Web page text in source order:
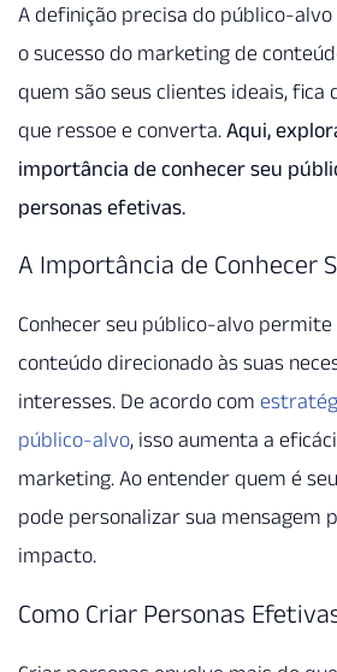
A definição precisa do público-
o sucesso do marketing de
quem são seus clientes ideais,
que ressoe e converta. Aqui,
importância de conhecer seu
personas efetivas.
A Importância de Conhecer
Conhecer seu público-alvo permite
conteúdo direcionado às suas
interesses. De acordo com
público-alvo, isso aumenta a
marketing. Ao entender quem é
pode personalizar sua mensagem
impacto.
Como Criar Personas